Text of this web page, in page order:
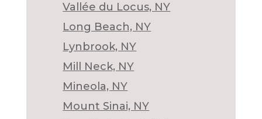
Vallée du Locus, NY
Long Beach, NY
Lynbrook, NY
Mill Neck, NY
Mineola, NY
Mount Sinai, NY